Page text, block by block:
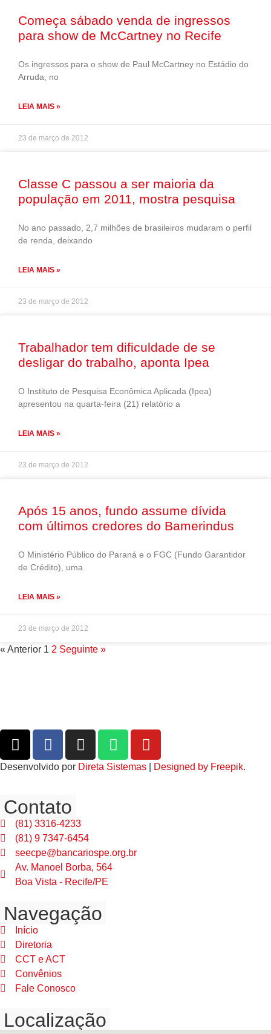
Começa sábado venda de ingressos
para show de McCartney no Recife
Os ingressos para o show de Paul McCartney no Estádio do
Arruda, no
LEIA MAIS »
23 de março de 2012
Classe C passou a ser maioria da
população em 2011, mostra pesquisa
No ano passado, 2,7 milhões de brasileiros mudaram o perfil
de renda, deixando
LEIA MAIS »
23 de março de 2012
Trabalhador tem dificuldade de se
desligar do trabalho, aponta Ipea
O Instituto de Pesquisa Econômica Aplicada (Ipea)
apresentou na quarta-feira (21) relatório a
LEIA MAIS »
23 de março de 2012
Após 15 anos, fundo assume dívida
com últimos credores do Bamerindus
O Ministério Público do Paraná e o FGC (Fundo Garantidor
de Crédito), uma
LEIA MAIS »
23 de março de 2012
« Anterior 1 2 Seguinte »
Desenvolvido por Direta Sistemas Designed by Freepik.
Contato
(81) 3316-4233
(81) 9 7347-6454
seecpe@bancariospe.org.br
Av. Manoel Borba, 564
Boa Vista - Recife/PE
Navegação
Início
Diretoria
CCT e ACT
Convênios
Fale Conosco
Localização